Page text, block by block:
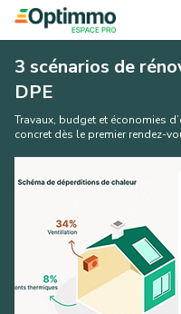
3 scénarios de
DPE
Travaux, budget et économies
concret dès le premier rendez-